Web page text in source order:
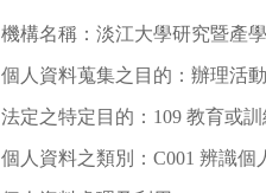
機構名稱：淡江大學研究暨產
個人資料蒐集之目的：辦理活
法定之特定目的：109 教育或訓
個人資料之類別：C001 辨識個